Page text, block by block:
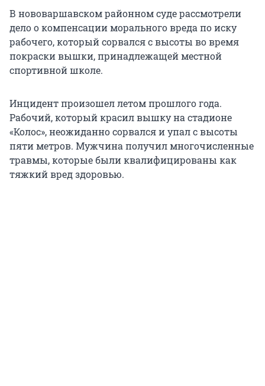
В нововаршавском районном суде рассмотрели
дело о компенсации морального вреда по иску
рабочего, который сорвался с высоты во время
покраски вышки, принадлежащей местной
спортивной школе.
Инцидент произошел летом прошлого года.
Рабочий, который красил вышку на стадионе
«Колос», неожиданно сорвался и упал с высоты
пяти метров. Мужчина получил многочисленные
травмы, которые были квалифицированы как
тяжкий вред здоровью.